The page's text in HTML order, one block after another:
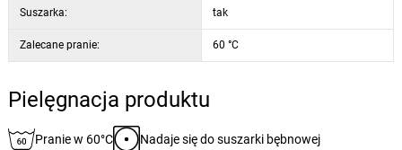
Suszarka: tak
Zalecane pranie: 60 °C
Pielęgnacja produktu
Pranie w 60°C Nadaje się do suszarki bębnowej